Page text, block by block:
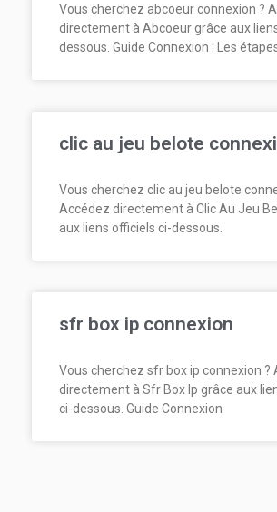
Vous cherchez abcoeur connexion ?
directement à Abcoeur grâce aux
dessous. Guide Connexion : Les
clic au jeu belote
Vous cherchez clic au jeu belote
Accédez directement à Clic Au Jeu
aux liens officiels ci-dessous.
sfr box ip connexion
Vous cherchez sfr box ip connexion ?
directement à Sfr Box Ip grâce aux
ci-dessous. Guide Connexion